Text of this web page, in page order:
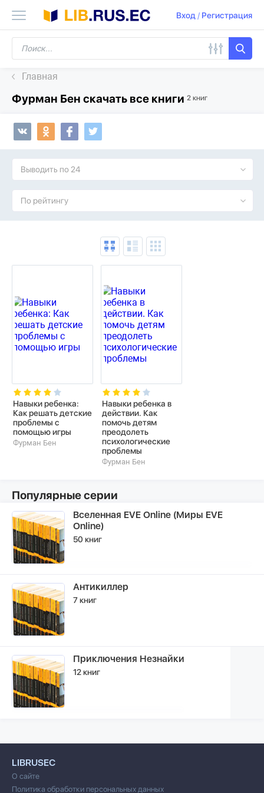
Вход/ Регистрация
Главная
Фурман Бен скачать все книги 2 книг
Выводить по 24
По рейтингу
Навыки ребенка:
Как решать детские
проблемы с
помощью игры
Фурман Бен
Навыки ребенка в
действии. Как
помочь детям
преодолеть
психологические
проблемы
Фурман Бен
Популярные серии
Вселенная EVE Online (Миры EVE
Online)
50 книг
Антикиллер
7 книг
Приключения Незнайки
12 книг
LIBRUSEC
О сайте
Политика обработки персональных данных